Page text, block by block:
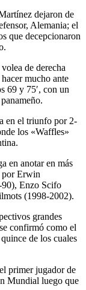
dejaron de
Alemania; el
que decepcionaron
de derecha
mucho ante
69 y 75′, con un
en el triunfo por 2-
los «Waffles»
en anotar en más
por Erwin
90), Enzo Scifo
(1998-2002).
grandes
confirmó como el
de los cuales
primer jugador de
Mundial luego que